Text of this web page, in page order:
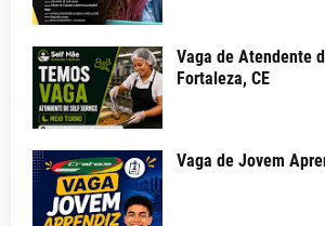
Vaga de Atendente
Fortaleza, CE
Vaga de Jovem